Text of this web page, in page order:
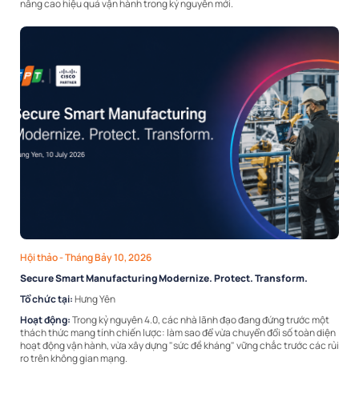
nâng cao hiệu quả vận hành trong kỷ nguyên mới.
Hội thảo- Tháng Bảy 10, 2026
Secure Smart Manufacturing Modernize. Protect. Transform.
Tổ chức tại:Hưng Yên
Hoạt động:Trong kỷ nguyên 4.0, các nhà lãnh đạo đang đứng trước một
thách thức mang tính chiến lược: làm sao để vừa chuyển đổi số toàn diện
hoạt động vận hành, vừa xây dựng "sức đề kháng" vững chắc trước các rủi
ro trên không gian mạng.